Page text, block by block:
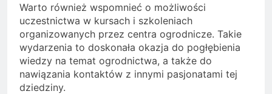
Warto również wspomnieć o możliwości
uczestnictwa w kursach i szkoleniach
organizowanych przez centra ogrodnicze. Takie
wydarzenia to doskonała okazja do pogłębienia
wiedzy na temat ogrodnictwa, a także do
nawiązania kontaktów z innymi pasjonatami tej
dziedziny.